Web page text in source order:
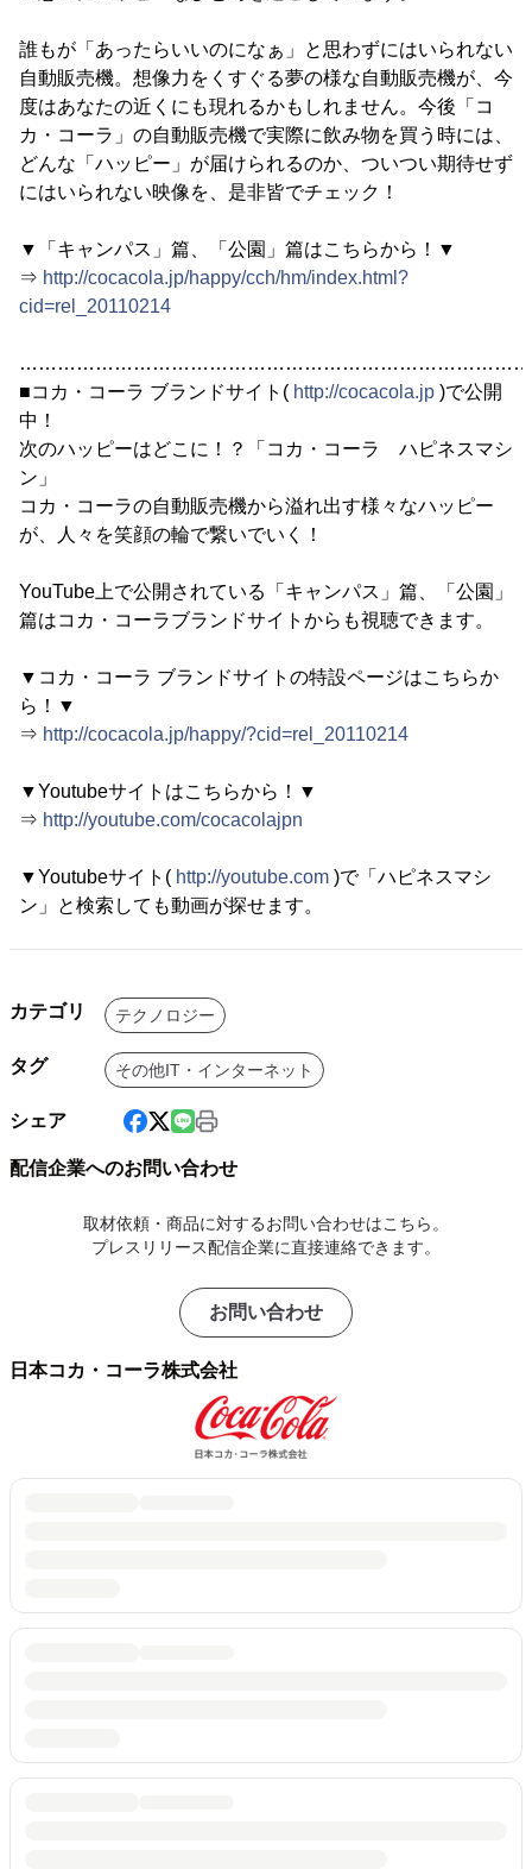
誰もが「あったらいいのになぁ」と思わずにはいられない
自動販売機。想像力をくすぐる夢の様な自動販売機が、今
度はあなたの近くにも現れるかもしれません。今後「コ
カ・コーラ」の自動販売機で実際に飲み物を買う時には、
どんな「ハッピー」が届けられるのか、ついつい期待せず
にはいられない映像を、是非皆でチェック！
▼「キャンパス」篇、「公園」篇はこちらから！▼
⇒ http://cocacola.jp/happy/cch/hm/index.html?
cid=rel_20110214
■コカ・コーラ ブランドサイト( http://cocacola.jp )で公開
中！
次のハッピーはどこに！？「コカ・コーラ ハピネスマシ
ン」
コカ・コーラの自動販売機から溢れ出す様々なハッピー
が、人々を笑顔の輪で繋いでいく！
YouTube上で公開されている「キャンパス」篇、「公園」
篇はコカ・コーラブランドサイトからも視聴できます。
▼コカ・コーラ ブランドサイトの特設ページはこちらか
ら！▼
⇒ http://cocacola.jp/happy/?cid=rel_20110214
▼Youtubeサイトはこちらから！▼
⇒ http://youtube.com/cocacolajpn
▼Youtubeサイト( http://youtube.com )で「ハピネスマシ
ン」と検索しても動画が探せます。
カテゴリ テクノロジー
タグ その他IT・インターネット
シェア
配信企業へのお問い合わせ
取材依頼・商品に対するお問い合わせはこちら。
プレスリリース配信企業に直接連絡できます。
お問い合わせ
日本コカ・コーラ株式会社